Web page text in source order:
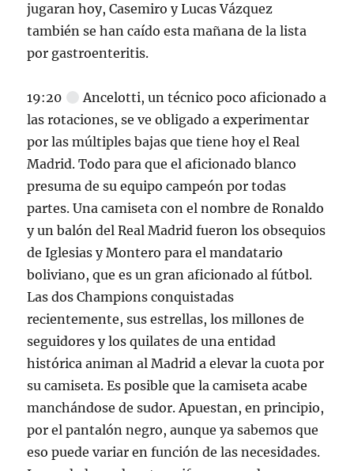
jugaran hoy, Casemiro y Lucas Vázquez
también se han caído esta mañana de la lista
por gastroenteritis.
19:20
Ancelotti, un técnico poco aficionado a
las rotaciones, se ve obligado a experimentar
por las múltiples bajas que tiene hoy el Real
Madrid. Todo para que el aficionado blanco
presuma de su equipo campeón por todas
partes. Una camiseta con el nombre de Ronaldo
y un balón del Real Madrid fueron los obsequios
de Iglesias y Montero para el mandatario
boliviano, que es un gran aficionado al fútbol.
Las dos Champions conquistadas
recientemente, sus estrellas, los millones de
seguidores y los quilates de una entidad
histórica animan al Madrid a elevar la cuota por
su camiseta. Es posible que la camiseta acabe
manchándose de sudor. Apuestan, en principio,
por el pantalón negro, aunque ya sabemos que
eso puede variar en función de las necesidades.